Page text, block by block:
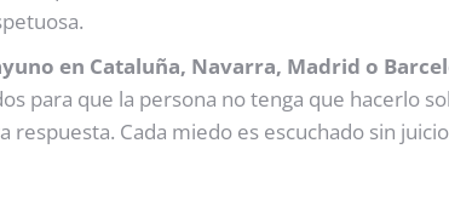
en Cataluña, Navarra, Madrid o
para que la persona no tenga que hacerlo
respuesta. Cada miedo es escuchado sin